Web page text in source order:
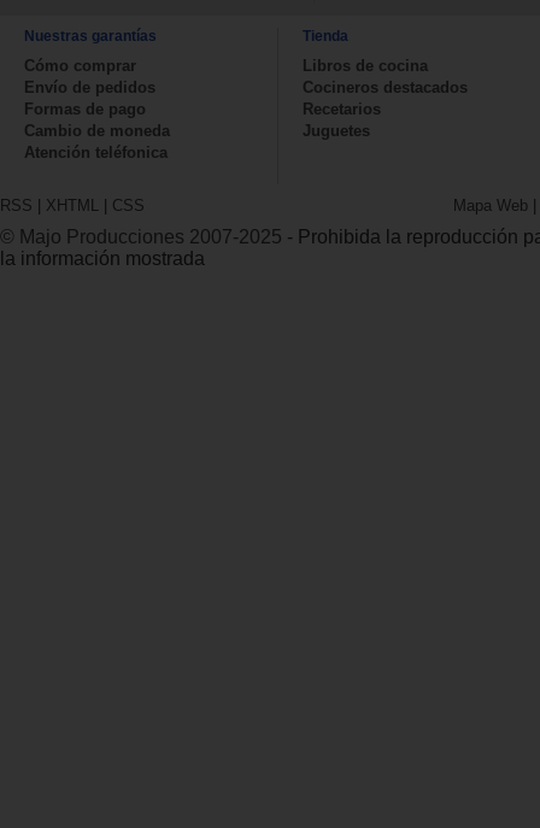
Nuestras garantías
Cómo comprar
Envío de pedidos
Formas de pago
Cambio de moneda
Atención teléfonica
Tienda
Libros de cocina
Cocineros destacados
Recetarios
Juguetes
RSS | XHTML | CSS Mapa Web |
© Majo Producciones 2007-2025 - Prohibida la reproducción
la información mostrada